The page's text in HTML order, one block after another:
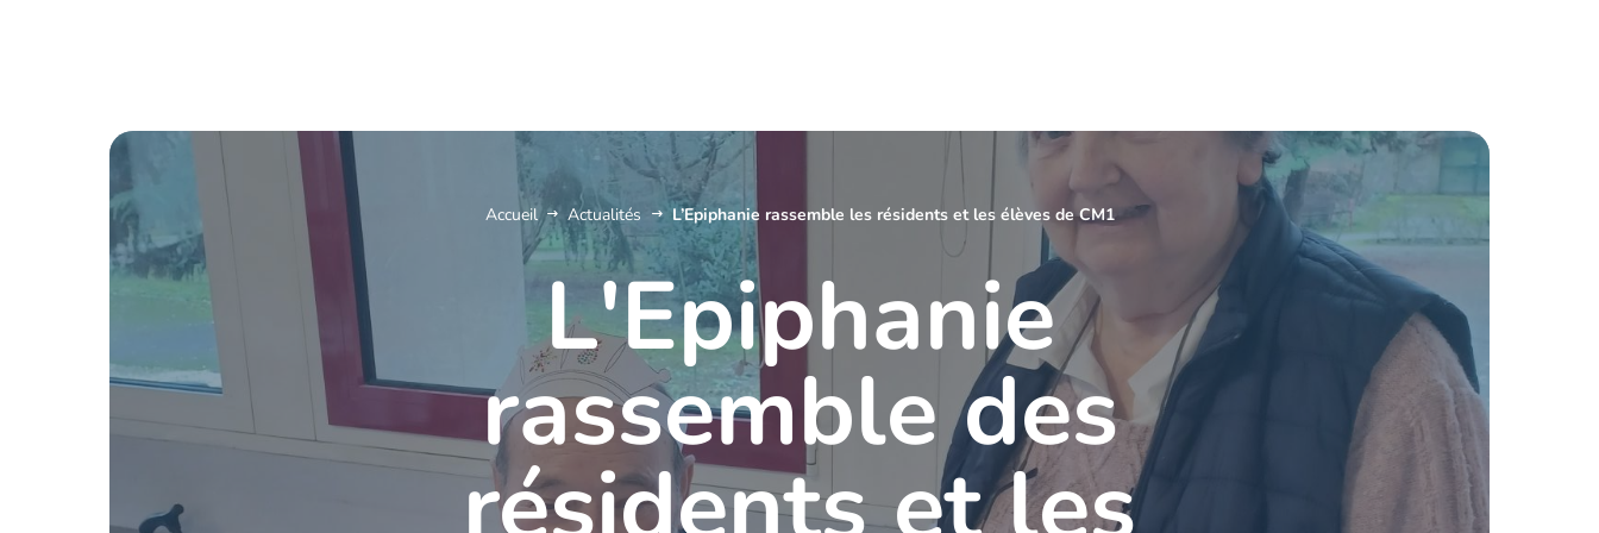
Accueil Actualités L’Epiphanie rassemble les résidents et les élèves de CM1
L'Epiphanie
rassemble des